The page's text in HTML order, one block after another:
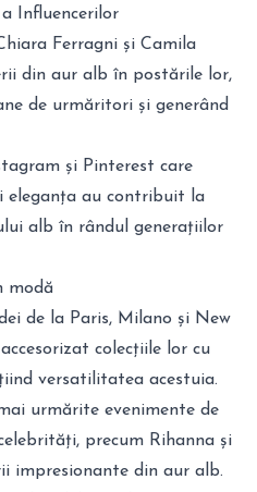
Influencerilor
Ferragni și Camila
din aur alb în postările lor,
de urmăritori și generând
și Pinterest care
eleganța au contribuit la
alb în rândul generațiilor
modă
de la Paris, Milano și New
colecțiile lor cu
versatilitatea acestuia.
urmărite evenimente de
precum Rihanna și
impresionante din aur alb.